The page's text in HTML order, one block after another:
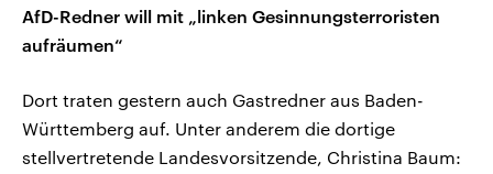
AfD-Redner will mit „linken Gesinnungsterroristen
aufräumen“
Dort traten gestern auch Gastredner aus Baden-
Württemberg auf. Unter anderem die dortige
stellvertretende Landesvorsitzende, Christina Baum: